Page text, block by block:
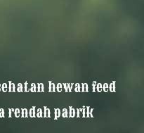
hewan feed
rendah pabrik